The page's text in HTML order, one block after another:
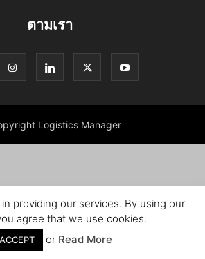
ตามเรา
Logistics Manager
providing our services. By using our
agree that we use cookies.
ACCEPT or Read More